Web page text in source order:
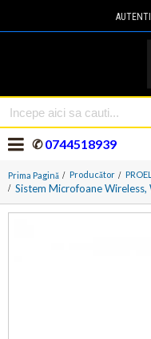
✆0744518939
Prima Pagină Producător
Sistem Microfoane